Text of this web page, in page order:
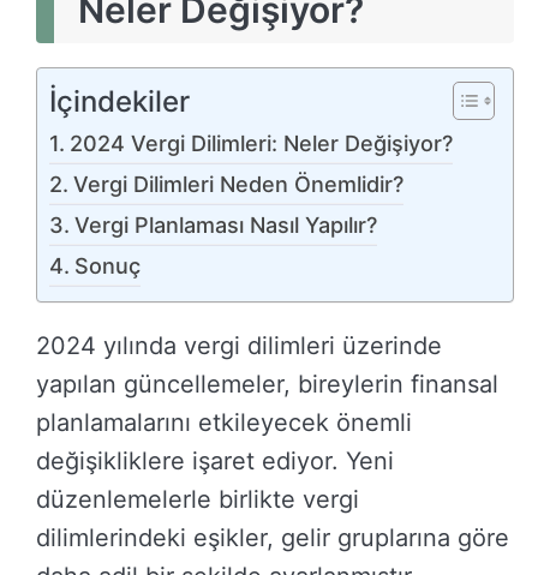
Neler Değişiyor?
İçindekiler
2024 Vergi Dilimleri: Neler Değişiyor?
Vergi Dilimleri Neden Önemlidir?
Vergi Planlaması Nasıl Yapılır?
Sonuç
2024 yılında vergi dilimleri üzerinde
yapılan güncellemeler, bireylerin finansal
planlamalarını etkileyecek önemli
değişikliklere işaret ediyor. Yeni
düzenlemelerle birlikte vergi
dilimlerindeki eşikler, gelir gruplarına göre